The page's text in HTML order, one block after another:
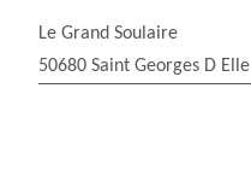
Le Grand Soulaire
50680 Saint Georges D Elle